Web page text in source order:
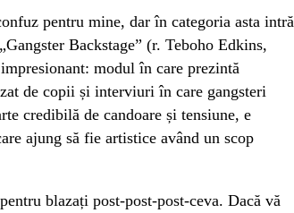
pentru mine, dar în categoria asta intră
Backstage” (r. Teboho Edkins,
modul în care prezintă
de copii și interviuri în care gangsteri
credibilă de candoare și tensiune, e
ajung să fie artistice având un scop
blazați post-post-post-ceva. Dacă vă